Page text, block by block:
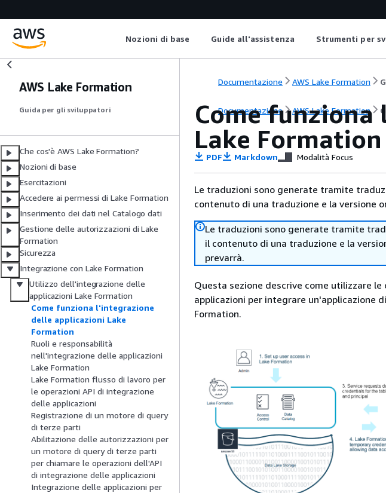
Nozioni di base Guide all'assistenza Strumenti per
AWS Lake Formation
Guida per gli sviluppatori
Che cos'è AWS Lake Formation?
Nozioni di base
Esercitazioni
Accedere ai permessi di Lake Formation
Inserimento dei dati nel Catalogo dati
Gestione delle autorizzazioni di Lake
Formation
Sicurezza
Integrazione con Lake Formation
Utilizzo dell'integrazione delle
applicazioni Lake Formation
Come funziona l'integrazione
delle applicazioni Lake
Formation
Ruoli e responsabilità
nell'integrazione delle applicazioni
Lake Formation
Lake Formation flusso di lavoro per
le operazioni API di integrazione
delle applicazioni
Registrazione di un motore di query
di terze parti
Abilitazione delle autorizzazioni per
un motore di query di terze parti
per chiamare le operazioni dell'API
di integrazione delle applicazioni
Integrazione delle applicazioni per
Documentazione AWS Lake Formation
Documentazione AWS Lake Formation
Come
Lake Formation
PDF Markdown Modalità Focus
Le traduzioni sono generate tramite
contenuto di una traduzione e la versione
Le traduzioni sono generate tramite
il contenuto di una traduzione e la
prevarrà.
Questa sezione descrive come utilizzare
applicazioni per integrare un'applicazione
Formation.